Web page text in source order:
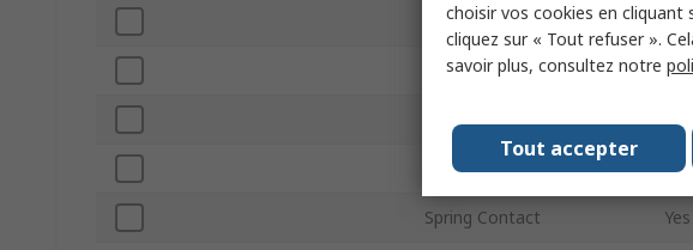
Termination Method
Voltage
Connector Size 4
Contact Plating
Spring Contact Yes
choisir vos cookies en cliquant
cliquez sur « Tout refuser ».
savoir plus, consultez notre
Tout accepter